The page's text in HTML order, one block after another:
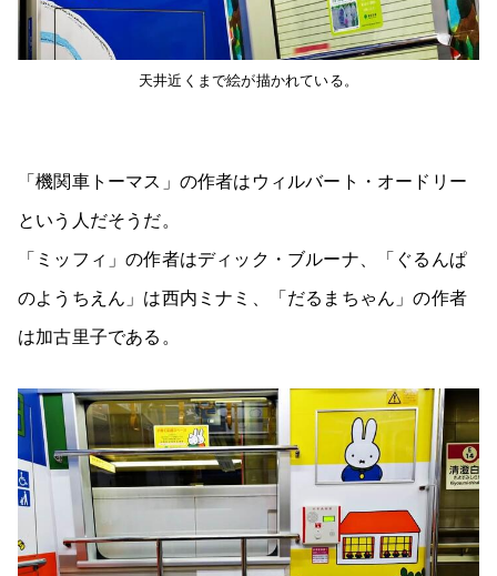
天井近くまで絵が描かれている。
「機関車トーマス」の作者はウィルバート・オードリー
という人だそうだ。
「ミッフィ」の作者はディック・ブルーナ、「ぐるんぱ
のようちえん」は西内ミナミ、「だるまちゃん」の作者
は加古里子である。